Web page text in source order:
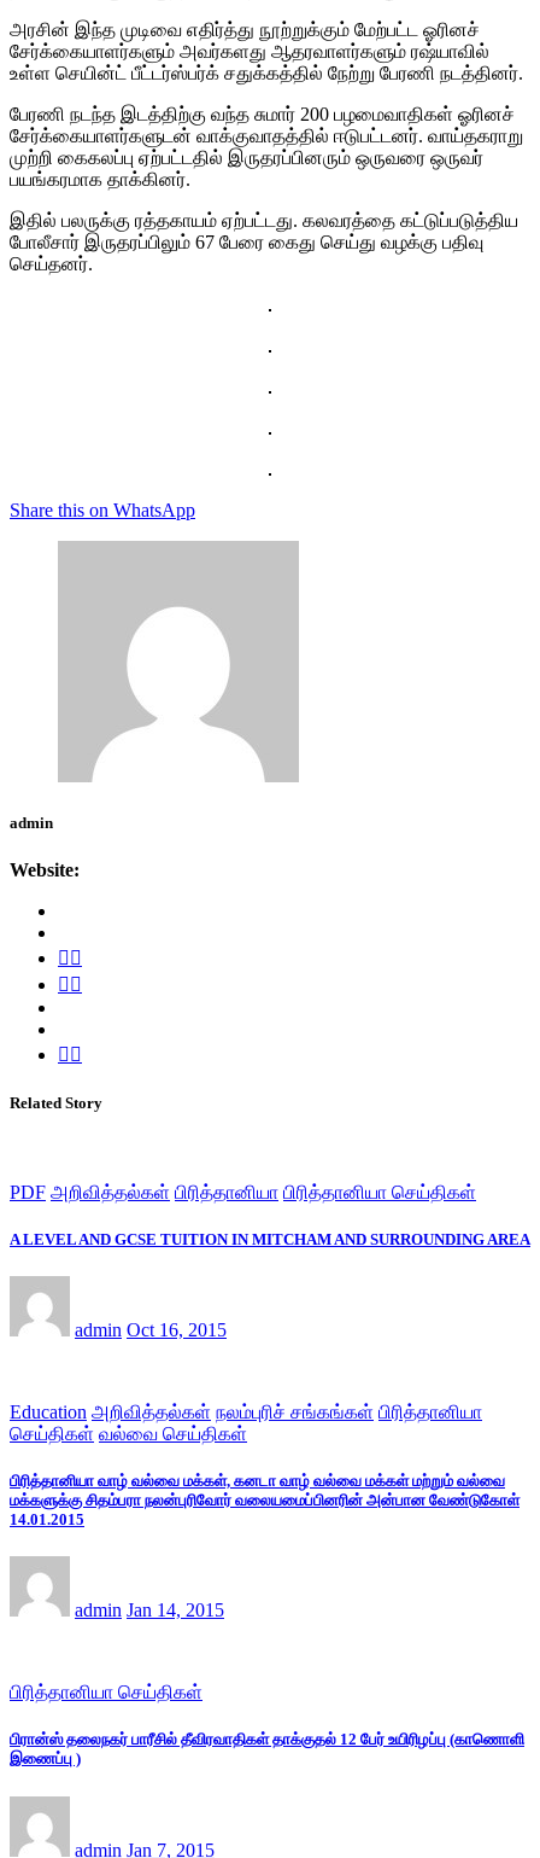
அரசின் இந்த முடிவை எதிர்த்து நூற்றுக்கும் மேற்பட்ட ஓரினச்
சேர்க்கையாளர்களும் அவர்களது ஆதரவாளர்களும் ரஷ்யாவில்
உள்ள செயின்ட் பீட்டர்ஸ்பர்க் சதுக்கத்தில் நேற்று பேரணி நடத்தினர்.
பேரணி நடந்த இடத்திற்கு வந்த சுமார் 200 பழமைவாதிகள் ஓரினச்
சேர்க்கையாளர்களுடன் வாக்குவாதத்தில் ஈடுபட்டனர். வாய்தகராறு
முற்றி கைகலப்பு ஏற்பட்டதில் இருதரப்பினரும் ஒருவரை ஒருவர்
பயங்கரமாக தாக்கினர்.
இதில் பலருக்கு ரத்தகாயம் ஏற்பட்டது. கலவரத்தை கட்டுப்படுத்திய
போலீசார் இருதரப்பிலும் 67 பேரை கைது செய்து வழக்கு பதிவு
செய்தனர்.
Share this on WhatsApp
admin
Website:
Related Story
PDF அறிவித்தல்கள் பிரித்தானியா பிரித்தானியா செய்திகள்
A LEVEL AND GCSE TUITION IN MITCHAM AND SURROUNDING AREA
admin Oct 16, 2015
Education அறிவித்தல்கள் நலம்புரிச் சங்கங்கள் பிரித்தானியா
செய்திகள் வல்வை செய்திகள்
பிரித்தானியா வாழ் வல்வை மக்கள், கனடா வாழ் வல்வை மக்கள் மற்றும் வல்வை
மக்களுக்கு சிதம்பரா நலன்புரிவோர் வலையமைப்பினரின் அன்பான வேண்டுகோள்
14.01.2015
admin Jan 14, 2015
பிரித்தானியா செய்திகள்
பிரான்ஸ் தலைநகர் பாரீசில் தீவிரவாதிகள் தாக்குதல் 12 பேர் உயிரிழப்பு (காணொளி
இணைப்பு )
admin Jan 7, 2015